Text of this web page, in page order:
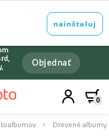
Objednať
0
Drevené albumy